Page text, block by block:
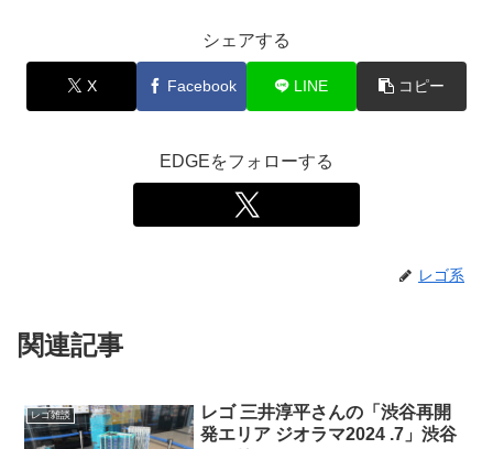
シェアする
X Facebook LINE コピー
EDGEをフォローする
レゴ系
関連記事
レゴ雑談
レゴ 三井淳平さんの「渋谷再開
発エリア ジオラマ2024 .7」渋谷